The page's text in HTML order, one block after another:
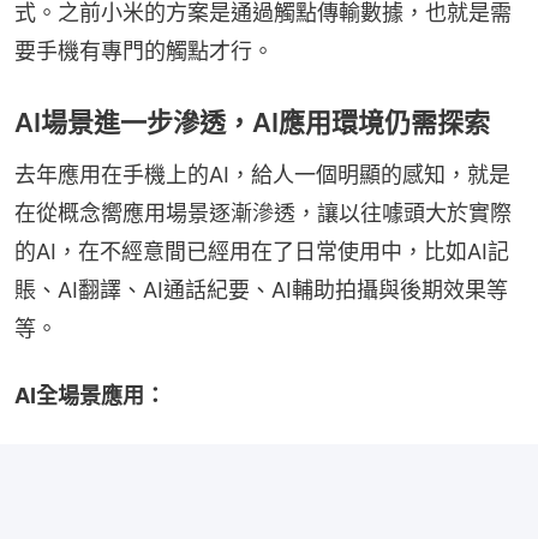
式。之前小米的方案是通過觸點傳輸數據，也就是需
要手機有專門的觸點才行。
AI場景進一步滲透，AI應用環境仍需探索
去年應用在手機上的AI，給人一個明顯的感知，就是
在從概念嚮應用場景逐漸滲透，讓以往噱頭大於實際
的AI，在不經意間已經用在了日常使用中，比如AI記
賬、AI翻譯、AI通話紀要、AI輔助拍攝與後期效果等
等。
AI全場景應用：